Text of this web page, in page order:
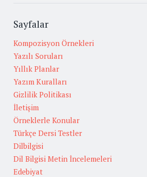
Sayfalar
Kompozisyon Örnekleri
Yazılı Soruları
Yıllık Planlar
Yazım Kuralları
Gizlilik Politikası
İletişim
Örneklerle Konular
Türkçe Dersi Testler
Dilbilgisi
Dil Bilgisi Metin İncelemeleri
Edebiyat